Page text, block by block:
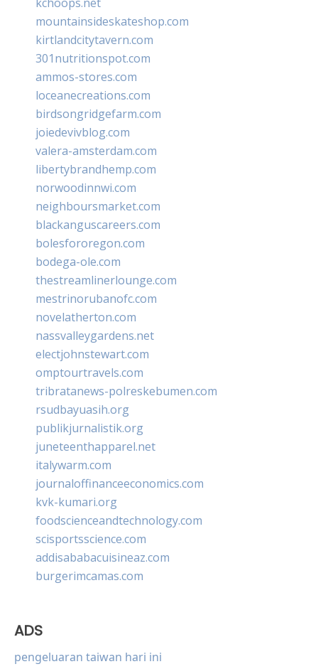
mountainsideskateshop.com
kirtlandcitytavern.com
301nutritionspot.com
ammos-stores.com
loceanecreations.com
birdsongridgefarm.com
joiedevivblog.com
valera-amsterdam.com
libertybrandhemp.com
norwoodinnwi.com
neighboursmarket.com
blackanguscareers.com
bolesfororegon.com
bodega-ole.com
thestreamlinerlounge.com
mestrinorubanofc.com
novelatherton.com
nassvalleygardens.net
electjohnstewart.com
omptourtravels.com
tribratanews-polreskebumen.com
rsudbayuasih.org
publikjurnalistik.org
juneteenthapparel.net
italywarm.com
journaloffinanceeconomics.com
kvk-kumari.org
foodscienceandtechnology.com
scisportsscience.com
addisababacuisineaz.com
burgerimcamas.com
ADS
pengeluaran taiwan hari ini